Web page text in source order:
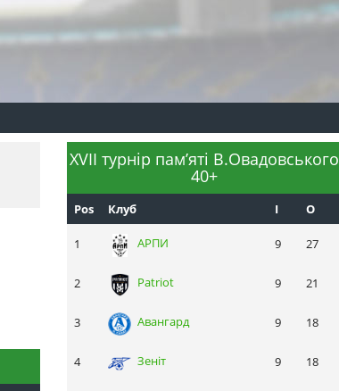
XVII турнір пам’яті В.Овадовського
40+
Pos Клуб I О
1 АРПИ 9 27
2 Patriot 9 21
3 Авангард 9 18
4 Зеніт 9 18